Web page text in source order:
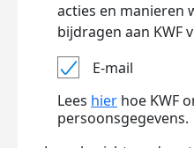
acties en manieren
bijdragen aan KWF
E-mail
Lees hier hoe KWF
persoonsgegevens.